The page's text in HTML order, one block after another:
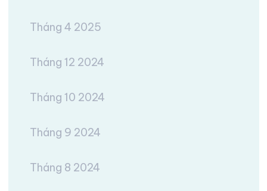
Tháng 4 2025
Tháng 12 2024
Tháng 10 2024
Tháng 9 2024
Tháng 8 2024